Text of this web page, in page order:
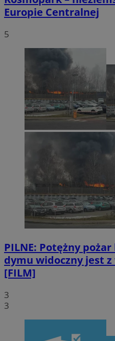
Europie Centralnej
5
PILNE: Potężny
dymu widoczny jest
[FILM]
3
3